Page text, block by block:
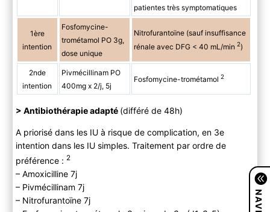
patientes très symptomatiques
1ère
intention
Fosfomycine-
trométamol PO 3g,
dose unique
Nitrofurantoïne (sauf insuffisance
rénale avec DFG < 40 mL/min2)
2nde
intention
Pivmécillinam PO
400mg x 2/j, 5j
Fosfomycine-trométamol2
> Antibiothérapie adapté (différé de 48h)
A priorisé dans les IU à risque de complication, en 3e
intention dans les IU simples. Traitement par ordre de
préférence : 2
– Amoxicilline 7j
– Pivmécillinam 7j
– Nitrofurantoïne 7j